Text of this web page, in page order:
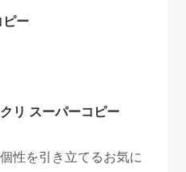
ピー
リ スーパーコピー
性を引き立てるお気に